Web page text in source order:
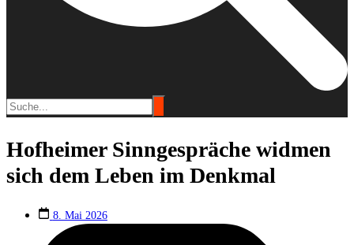
Hofheimer Sinngespräche widmen
sich dem Leben im Denkmal
8. Mai 2026